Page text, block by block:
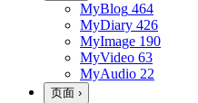
MyBlog 464
MyDiary 426
MyImage 190
MyVideo 63
MyAudio 22
页面 ›